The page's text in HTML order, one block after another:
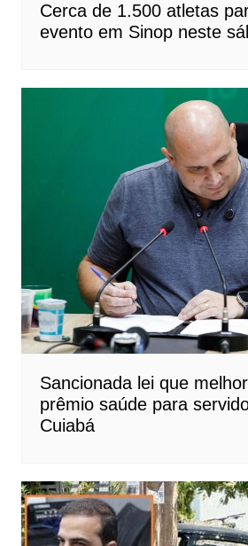
Cerca de 1.500 atletas
evento em Sinop neste
Sancionada lei que
prêmio saúde para
Cuiabá